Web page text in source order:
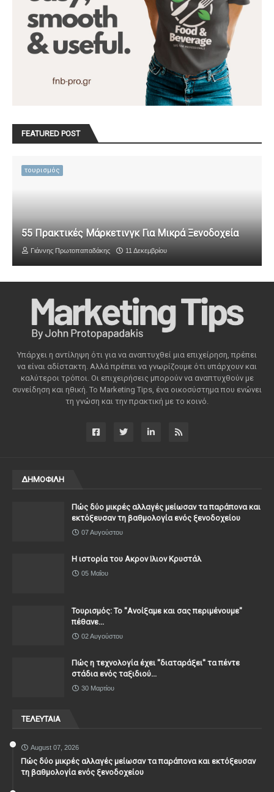
FEATURED POST
τουρισμός
55 Πρακτικές Μάρκετινγκ Για Μικρά Ξενοδοχεία
Γιάννης Πρωτοπαπαδάκης 11 Δεκεμβρίου
Υπάρχει η αντίληψη ότι για να αναπτυχθεί μια επιχείρηση, πρέπει
να είναι αδίστακτη. Αλλά πρέπει να γνωρίζουμε ότι υπάρχουν και
καλύτεροι τρόποι. Οι επιχειρήσεις μπορούν να αναπτυχθούν με
συνείδηση ​​και ηθική. Το Marketing Tips, ένα οικοσύστημα που ενώνει
τη γνώση και την πρακτική με το κοινό.
ΔΗΜΟΦΙΛΗ
Πώς δύο μικρές αλλαγές μείωσαν τα παράπονα και
εκτόξευσαν τη βαθμολογία ενός ξενοδοχείου
07 Αυγούστου
Η ιστορία του Ακρον Ιλιον Κρυστάλ
05 Μαΐου
Τουρισμός: Το "Ανοίξαμε και σας περιμένουμε"
πέθανε...
02 Αυγούστου
Πώς η τεχνολογία έχει ''διαταράξει'' τα πέντε
στάδια ενός ταξιδιού...
30 Μαρτίου
ΤΕΛΕΥΤΑΙΑ
August 07, 2026
Πώς δύο μικρές αλλαγές μείωσαν τα παράπονα και εκτόξευσαν
τη βαθμολογία ενός ξενοδοχείου